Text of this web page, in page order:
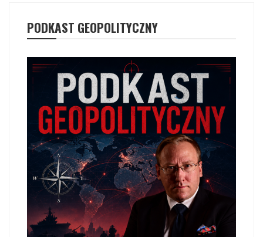
PODKAST GEOPOLITYCZNY